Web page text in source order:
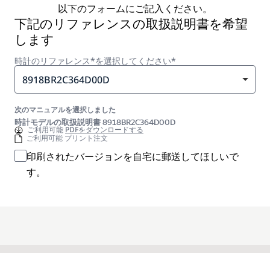
以下のフォームにご記入ください。
下記のリファレンスの取扱説明書を希望
します
時計のリファレンス*を選択してください*
8918BR2C364D00D
次のマニュアルを選択しました
時計モデルの取扱説明書 8918BR2C364D00D
ご利用可能PDFをダウンロードする
ご利用可能 プリント注文
印刷されたバージョンを自宅に郵送してほしいで
す。